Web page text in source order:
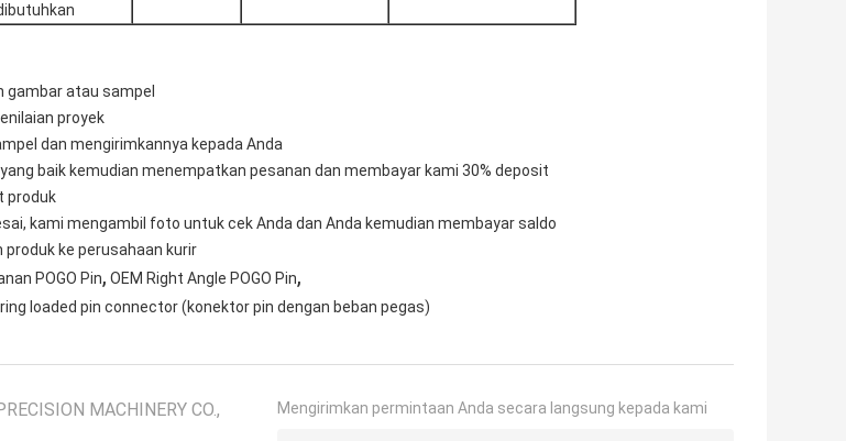
gambar atau sampel
proyek
dan mengirimkannya kepada Anda
baik kemudian menempatkan pesanan dan membayar kami 30% deposit
produk
kami mengambil foto untuk cek Anda dan Anda kemudian membayar saldo
produk ke perusahaan kurir
POGO Pin, OEM Right Angle POGO Pin,
loaded pin connector (konektor pin dengan beban pegas)
MACHINERY CO.,
Mengirimkan permintaan Anda secara langsung kepada kami